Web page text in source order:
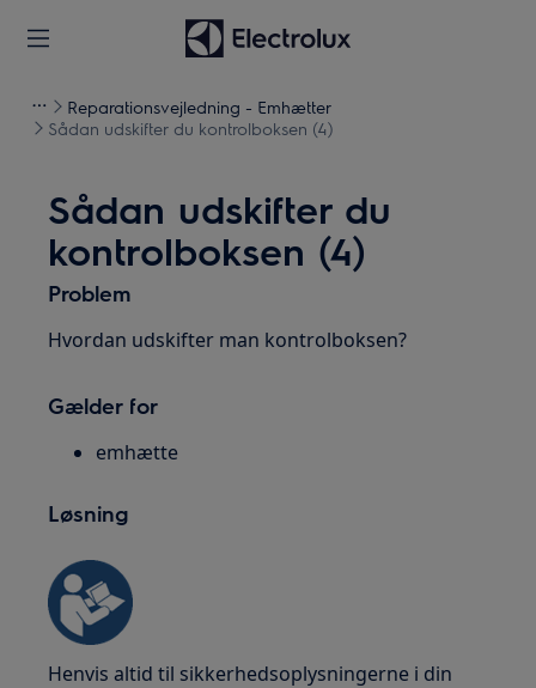
Reparationsvejledning - Emhætter
Sådan udskifter du kontrolboksen (4)
Sådan udskifter du
kontrolboksen (4)
Problem
Hvordan udskifter man kontrolboksen?
Gælder for
emhætte
Løsning
Henvis altid til sikkerhedsoplysningerne i din